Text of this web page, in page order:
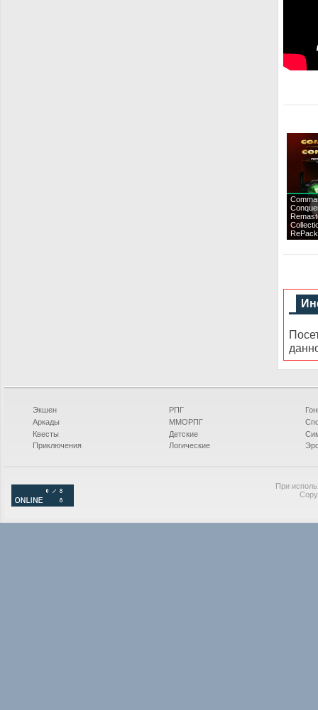
RePack
Экшен
Аркады
Квесты
Приключения
РПГ
ММОРПГ
Детские
Логические
При